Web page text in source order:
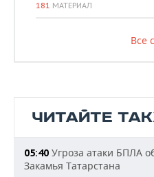
181 МАТЕРИАЛ
Все
ЧИТАЙТЕ
05:40 Угроза атаки БПЛА
Закамья Татарстана